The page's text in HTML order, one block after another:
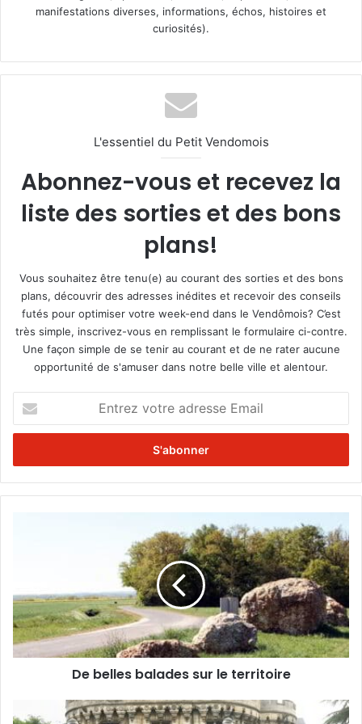
manifestations diverses, informations, échos, histoires et
curiosités).
L'essentiel du Petit Vendomois
Abonnez-vous et recevez la
liste des sorties et des bons
plans!
Vous souhaitez être tenu(e) au courant des sorties et des bons
plans, découvrir des adresses inédites et recevoir des conseils
futés pour optimiser votre week-end dans le Vendômois? C’est
très simple, inscrivez-vous en remplissant le formulaire ci-contre.
Une façon simple de se tenir au courant et de ne rater aucune
opportunité de s'amuser dans notre belle ville et alentour.
t
e
z
d
r
e
s
l
e
s
b
De belles balades sur le territoire